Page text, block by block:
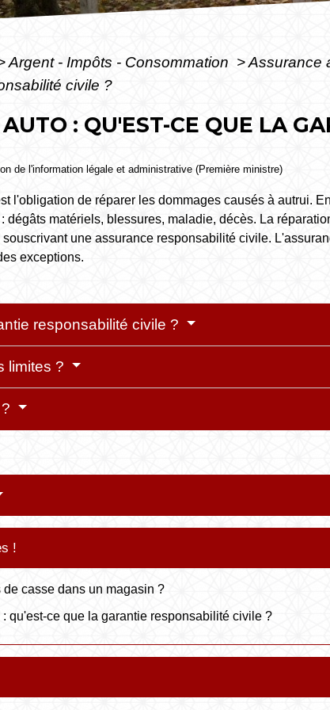
Argent - Impôts - Consommation >Assurance
civile ?
: QU'EST-CE QUE LA
de l'information légale et administrative (Première ministre)
l'obligation de réparer les dommages causés à autrui.
dégâts matériels, blessures, maladie, décès. La
une assurance responsabilité civile.
exceptions.
responsabilité civile ?
limites ?
!
casse dans un magasin ?
qu'est-ce que la garantie responsabilité civile ?